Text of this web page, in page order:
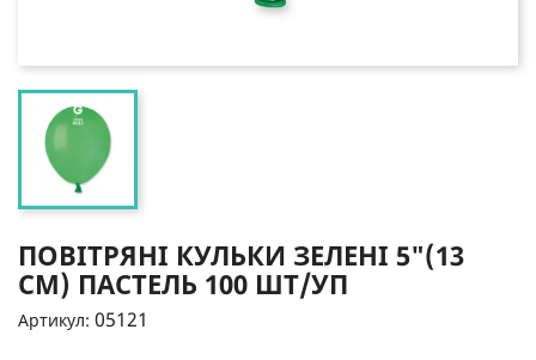
ПОВІТРЯНІ КУЛЬКИ ЗЕЛЕНІ 5"(13
СМ) ПАСТЕЛЬ 100 ШТ/УП
Артикул: 05121